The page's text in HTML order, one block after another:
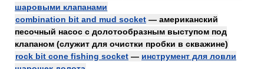
шаровыми клапанами
combination bit and mud socket — американский
песочный насос с долотообразным выступом под
клапаном (служит для очистки пробки в скважине)
rock bit cone fishing socket — инструмент для ловли